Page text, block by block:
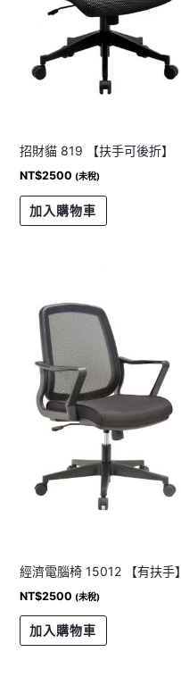
招財貓 819 【扶手可後折】
NT$2500 (未稅)
加入購物車
經濟電腦椅 15012 【有扶手】
NT$2500 (未稅)
加入購物車